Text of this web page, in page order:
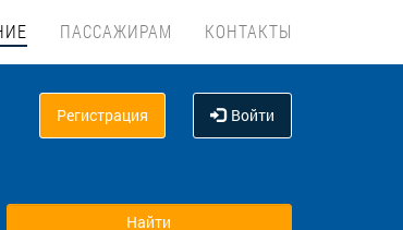
ПАССАЖИРАМ КОНТАКТЫ
Регистрация Войти